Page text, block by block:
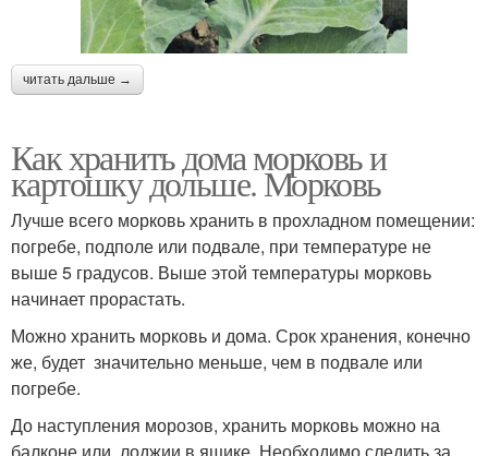
читать дальше →
Как хранить дома морковь и
картошку дольше. Морковь
Лучше всего морковь хранить в прохладном помещении:
погребе, подполе или подвале, при температуре не
выше 5 градусов. Выше этой температуры морковь
начинает прорастать.
Можно хранить морковь и дома. Срок хранения, конечно
же, будет значительно меньше, чем в подвале или
погребе.
До наступления морозов, хранить морковь можно на